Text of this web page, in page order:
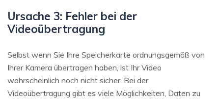
Ursache 3: Fehler bei der
Videoübertragung
Selbst wenn Sie Ihre Speicherkarte ordnungsgemäß von
Ihrer Kamera übertragen haben, ist Ihr Video
wahrscheinlich noch nicht sicher. Bei der
Videoübertragung gibt es viele Möglichkeiten, Daten zu